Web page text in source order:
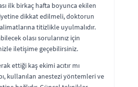
ilk birkaç hafta boyunca ekilen
dikkat edilmeli, doktorun
titizlikle uyulmalıdır.
olası sorularınız için
iletişime geçebilirsiniz.
ettiği kaş ekimi acıtır mı
kullanılan anestezi yöntemleri ve